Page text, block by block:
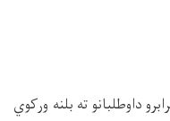
داوطلبانو ته بلنه ورکوي